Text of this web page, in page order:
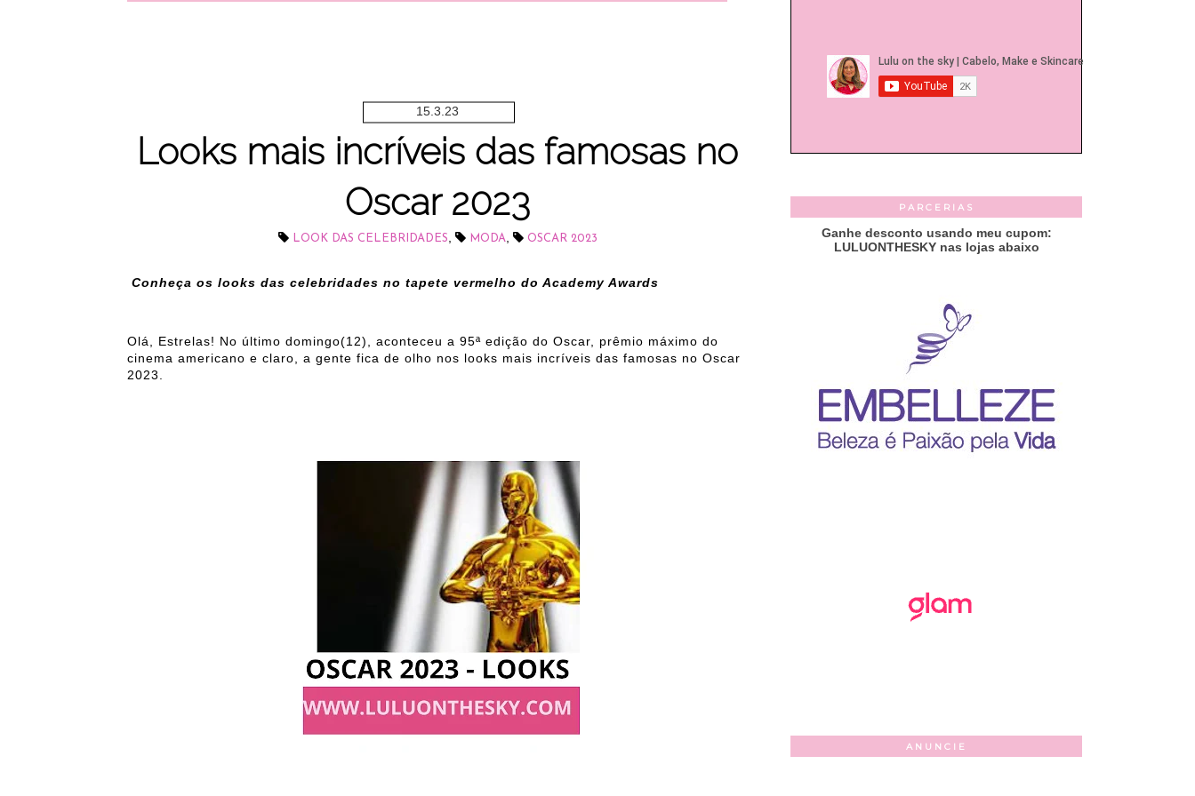
15.3.23
Looks mais incríveis das famosas no
Oscar 2023
LOOK DAS CELEBRIDADES MODA OSCAR 2023
Conheça os looks das celebridades no tapete vermelho do Academy Awards
Olá, Estrelas! No último domingo(12), aconteceu a 95ª edição do Oscar, prêmio máximo do
cinema americano e claro, a gente fica de olho nos looks mais incríveis das famosas no Oscar
2023.
PARCERIAS
Ganhe desconto usando meu cupom:
LULUONTHESKY nas lojas abaixo
ANUNCIE